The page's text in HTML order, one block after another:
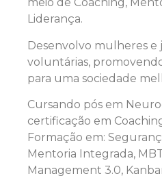
Liderança.
Desenvolvo mulheres e
voluntárias,
para uma sociedade
Cursando pós em
certificação em
Formação em:
Mentoria Integrada,
Management 3.0,